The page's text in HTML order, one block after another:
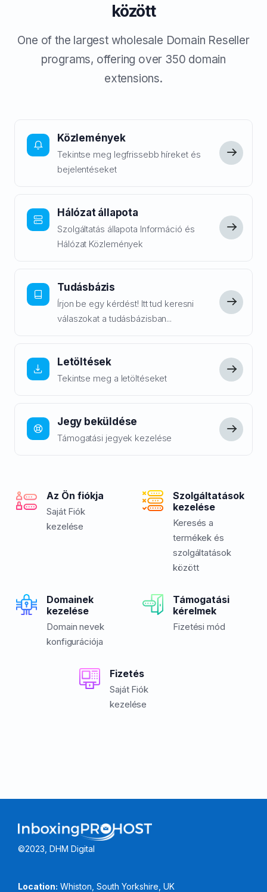
között
One of the largest wholesale Domain Reseller
programs, offering over 350 domain
extensions.
Közlemények
Tekintse meg legfrissebb híreket és
bejelentéseket
Hálózat állapota
Szolgáltatás állapota Információ és
Hálózat Közlemények
Tudásbázis
Írjon be egy kérdést! Itt tud keresni
válaszokat a tudásbázisban...
Letöltések
Tekintse meg a letöltéseket
Jegy beküldése
Támogatási jegyek kezelése
Az Ön fiókja
Saját Fiók
kezelése
Szolgáltatások
kezelése
Keresés a
termékek és
szolgáltatások
között
Domainek
kezelése
Domain nevek
konfigurációja
Támogatási
kérelmek
Fizetési mód
Fizetés
Saját Fiók
kezelése
©2023, DHM Digital
Location: Whiston, South Yorkshire, UK